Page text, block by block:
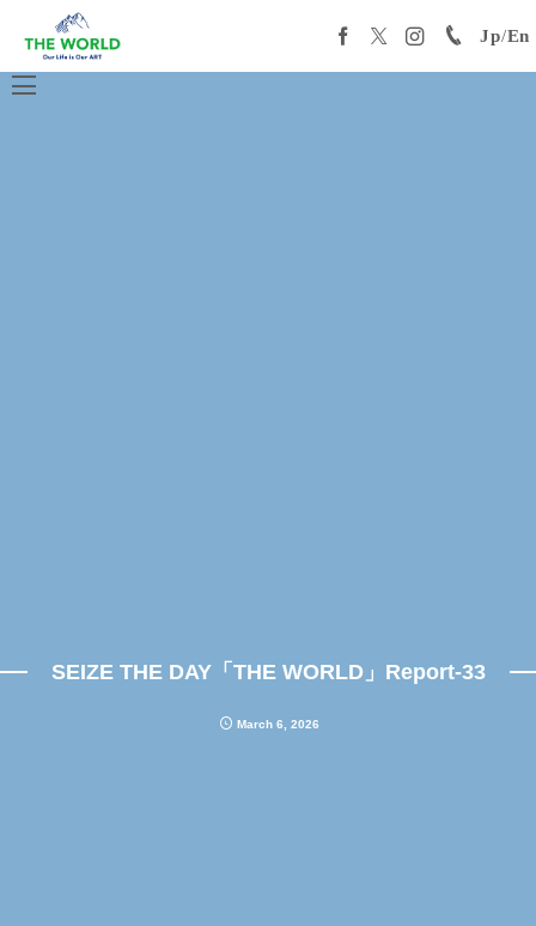
Jp/En
SEIZE THE DAY「THE WORLD」Report-33
March 6 2026